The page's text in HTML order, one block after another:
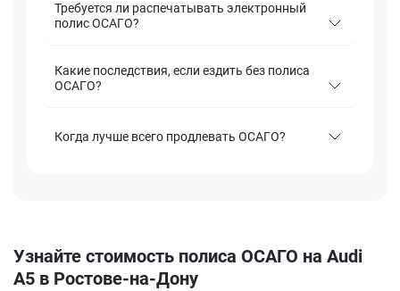
Требуется ли распечатывать электронный
полис ОСАГО?
Какие последствия, если ездить без полиса
ОСАГО?
Когда лучше всего продлевать ОСАГО?
Узнайте стоимость полиса ОСАГО на Audi
A5 в Ростове-на-Дону